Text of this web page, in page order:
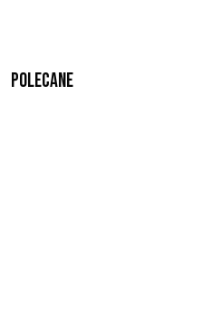
Polecane